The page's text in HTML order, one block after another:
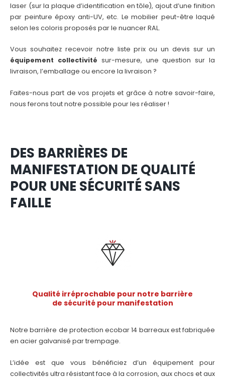
laser (sur la plaque d’identification en tôle), ajout d’une finition
par peinture époxy anti-UV, etc. Le mobilier peut-être laqué
selon les coloris proposés par le nuancer RAL.
Vous souhaitez recevoir notre liste prix ou un devis sur un
équipement collectivité sur-mesure, une question sur la
livraison, l’emballage ou encore la livraison ?
Faites-nous part de vos projets et grâce à notre savoir-faire,
nous ferons tout notre possible pour les réaliser !
DES BARRIÈRES DE
MANIFESTATION DE QUALITÉ
POUR UNE SÉCURITÉ SANS
FAILLE
Qualité irréprochable pour notre barrière
de sécurité pour manifestation
Notre barrière de protection ecobar 14 barreaux est fabriquée
en acier galvanisé par trempage.
L’idée est que vous bénéficiez d’un équipement pour
collectivités ultra résistant face à la corrosion, aux chocs et aux